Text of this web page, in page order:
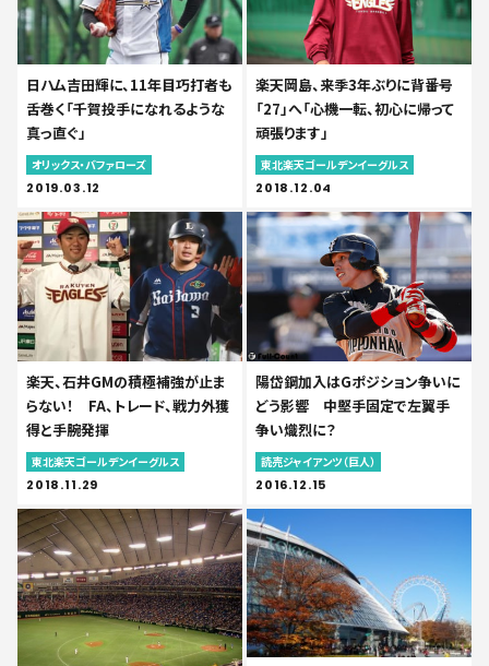
日ハム吉田輝に、11年目巧打者も
舌巻く「千賀投手になれるような
真っ直ぐ」
オリックス・バファローズ
2019.03.12
楽天岡島、来季3年ぶりに背番号
「27」へ「心機一転、初心に帰って
頑張ります」
東北楽天ゴールデンイーグルス
2018.12.04
楽天、石井GMの積極補強が止ま
らない！ FA、トレード、戦力外獲
得と手腕発揮
東北楽天ゴールデンイーグルス
2018.11.29
陽岱鋼加入はGポジション争いに
どう影響 中堅手固定で左翼手
争い熾烈に？
読売ジャイアンツ（巨人）
2016.12.15